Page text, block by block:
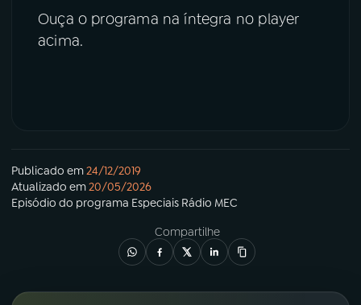
Ouça o programa na íntegra no player
acima.
Publicado em24/12/2019
Atualizado em20/05/2026
Episódio do programa Especiais Rádio MEC
Compartilhe